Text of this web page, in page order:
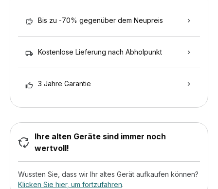
Bis zu -70% gegenüber dem Neupreis
Kostenlose Lieferung nach Abholpunkt
3 Jahre Garantie
Ihre alten Geräte sind immer noch
wertvoll!
Wussten Sie, dass wir Ihr altes Gerät aufkaufen können?
Klicken Sie hier, um fortzufahren.